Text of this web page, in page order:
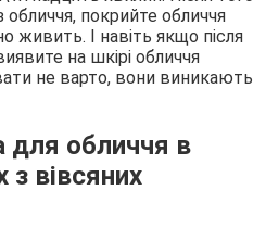
покрийте обличчя
живить. І навіть якщо після
на шкірі обличчя
не варто, вони виникають
обличчя в
вівсяних